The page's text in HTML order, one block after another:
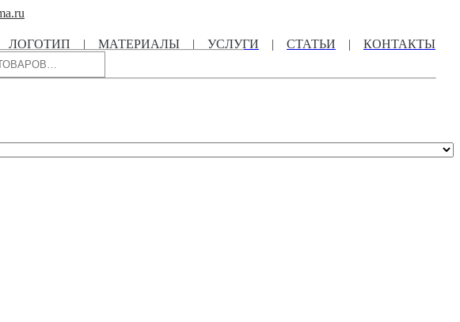
ЛОГОТИП | МАТЕРИАЛЫ | УСЛУГИ | СТАТЬИ |
КОНТАКТЫ
Поиск